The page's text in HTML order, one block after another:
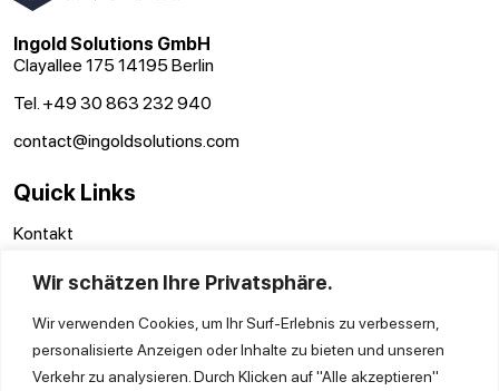
Wir schätzen Ihre Privatsphäre.
Wir verwenden Cookies, um Ihr Surf-Erlebnis zu verbessern,
personalisierte Anzeigen oder Inhalte zu bieten und unseren
Verkehr zu analysieren. Durch Klicken auf "Alle akzeptieren"
Ingold Solutions GmbH
Clayallee 175 14195 Berlin
Tel. +49 30 863 232 940
contact@ingoldsolutions.com
Quick Links
Kontakt
Impressum
Datenschutz